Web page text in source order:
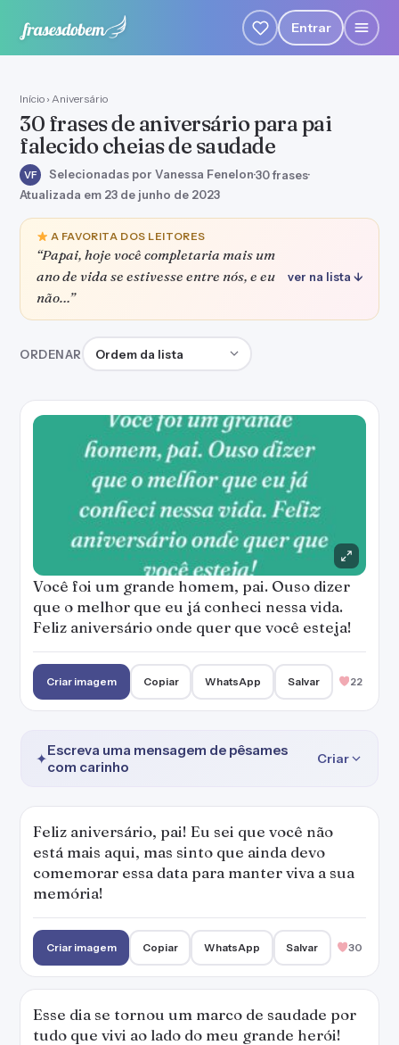
Entrar
Início › Aniversário
30 frases de aniversário para pai
falecido cheias de saudade
VF Selecionadas por Vanessa Fenelon·30 frases·
Atualizada em 23 de junho de 2023
A FAVORITA DOS LEITORES
“Papai, hoje você completaria mais um
ano de vida se estivesse entre nós, e eu
não…”
ver na lista ↓
ORDENAR Ordenar frases
Você foi um grande homem, pai. Ouso dizer
que o melhor que eu já conheci nessa vida.
Feliz aniversário onde quer que você esteja!
Criar imagem Copiar WhatsApp Salvar 22
✦Escreva uma mensagem de pêsames
com carinho
Criar
Feliz aniversário, pai! Eu sei que você não
está mais aqui, mas sinto que ainda devo
comemorar essa data para manter viva a sua
memória!
Criar imagem Copiar WhatsApp Salvar 30
Esse dia se tornou um marco de saudade por
tudo que vivi ao lado do meu grande herói!